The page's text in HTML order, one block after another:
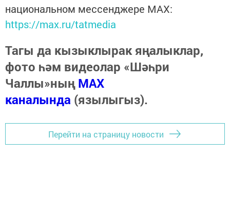
национальном мессенджере MАХ:
https://max.ru/tatmedia
Тагы да кызыклырак яңалыклар,
фото һәм видеолар «Шәһри
Чаллы»ныңMAX
каналында (язылыгыз).
Перейти на страницу новости